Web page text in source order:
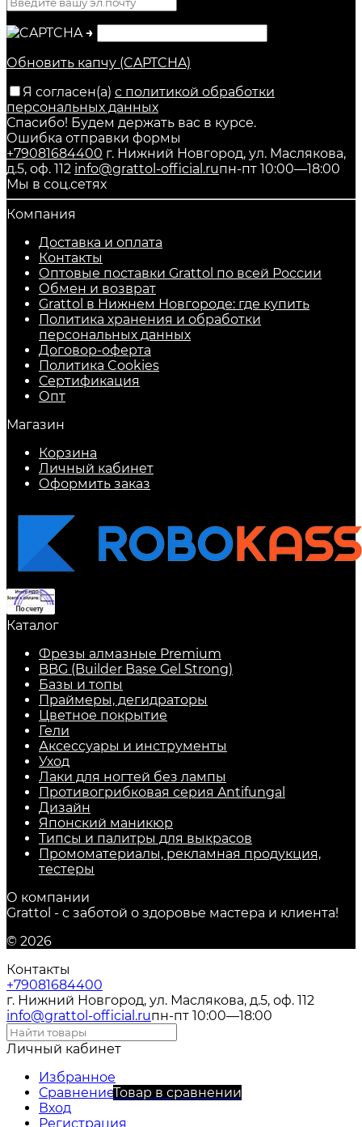
→
Обновить капчу (CAPTCHA)
Я согласен(a) с политикой обработки
персональных данных
Спасибо! Будем держать вас в курсе.
Ошибка отправки формы
+79081684400 г. Нижний Новгород, ул. Маслякова,
д.5, оф. 112 info@grattol-official.ruпн-пт 10:00—18:00
Мы в соц.сетях
Компания
Доставка и оплата
Контакты
Оптовые поставки Grattol по всей России
Обмен и возврат
Grattol в Нижнем Новгороде: где купить
Политика хранения и обработки
персональных данных
Договор-оферта
Политика Cookies
Сертификация
Опт
Магазин
Корзина
Личный кабинет
Оформить заказ
Каталог
Фрезы алмазные Premium
BBG (Builder Base Gel Strong)
Базы и топы
Праймеры, дегидраторы
Цветное покрытие
Гели
Аксессуары и инструменты
Уход
Лаки для ногтей без лампы
Противогрибковая серия Antifungal
Дизайн
Японский маникюр
Типсы и палитры для выкрасов
Промоматериалы, рекламная продукция,
тестеры
О компании
Grattol - с заботой о здоровье мастера и клиента!
© 2026
Контакты
+79081684400
г. Нижний Новгород, ул. Маслякова, д.5, оф. 112
info@grattol-official.ruпн-пт 10:00—18:00
Личный кабинет
Избранное
СравнениеТовар в сравнении
Вход
Регистрация